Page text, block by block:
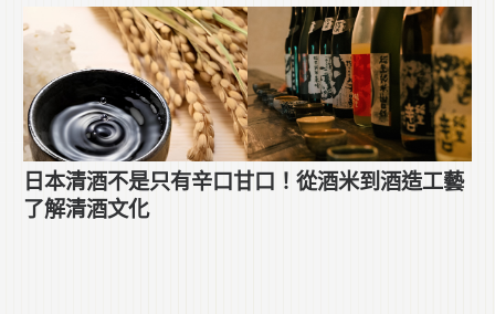
日本清酒不是只有辛口甘口！從酒米到酒造工藝
了解清酒文化